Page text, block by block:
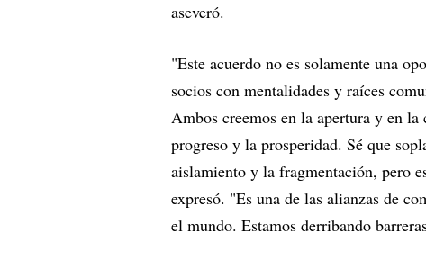
aseveró.
"Este acuerdo no es solamente una
socios con mentalidades y raíces
Ambos creemos en la apertura y en
progreso y la prosperidad. Sé que
aislamiento y la fragmentación, pero
expresó. "Es una de las alianzas de
el mundo. Estamos derribando